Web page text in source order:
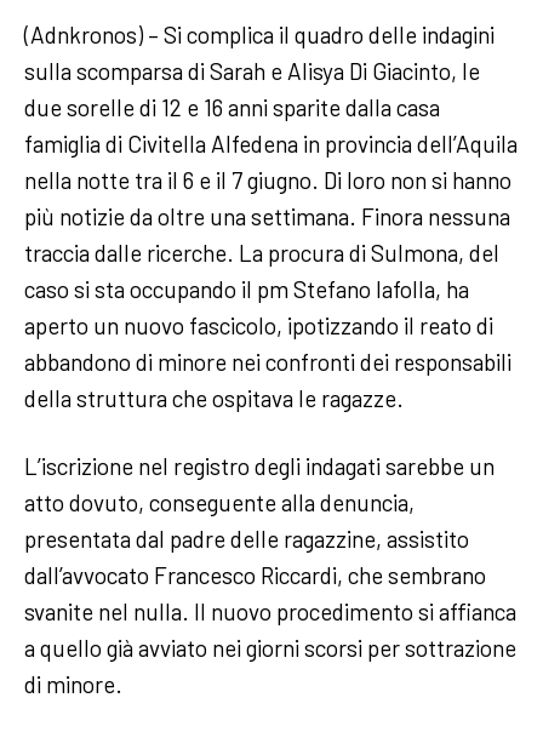
(Adnkronos) – Si complica il quadro delle indagini
sulla scomparsa di Sarah e Alisya Di Giacinto, le
due sorelle di 12 e 16 anni sparite dalla casa
famiglia di Civitella Alfedena in provincia dell’Aquila
nella notte tra il 6 e il 7 giugno. Di loro non si hanno
più notizie da oltre una settimana. Finora nessuna
traccia dalle ricerche. La procura di Sulmona, del
caso si sta occupando il pm Stefano Iafolla, ha
aperto un nuovo fascicolo, ipotizzando il reato di
abbandono di minore nei confronti dei responsabili
della struttura che ospitava le ragazze.
L’iscrizione nel registro degli indagati sarebbe un
atto dovuto, conseguente alla denuncia,
presentata dal padre delle ragazzine, assistito
dall’avvocato Francesco Riccardi, che sembrano
svanite nel nulla. Il nuovo procedimento si affianca
a quello già avviato nei giorni scorsi per sottrazione
di minore.